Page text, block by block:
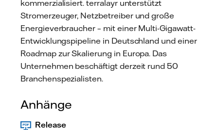
kommerzialisiert. terralayr unterstützt
Stromerzeuger, Netzbetreiber und große
Energieverbraucher – mit einer Multi-Gigawatt-
Entwicklungspipeline in Deutschland und einer
Roadmap zur Skalierung in Europa. Das
Unternehmen beschäftigt derzeit rund 50
Branchenspezialisten.
Anhänge
Release